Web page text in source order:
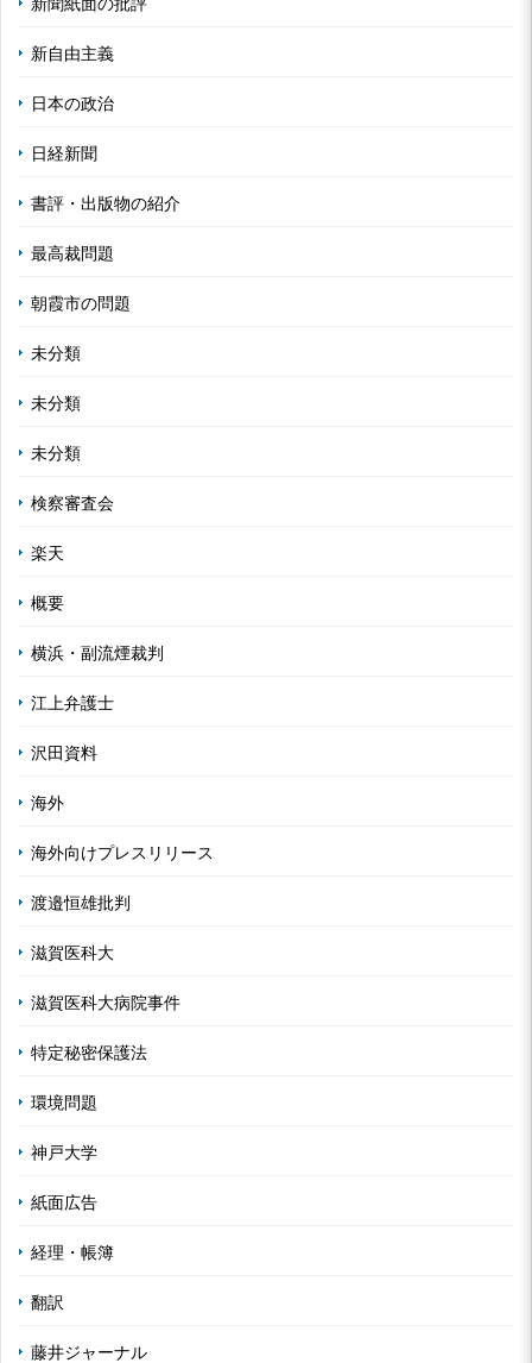
新自由主義
日本の政治
日経新聞
書評・出版物の紹介
最高裁問題
朝霞市の問題
未分類
未分類
未分類
検察審査会
楽天
概要
横浜・副流煙裁判
江上弁護士
沢田資料
海外
海外向けプレスリリース
渡邉恒雄批判
滋賀医科大
滋賀医科大病院事件
特定秘密保護法
環境問題
神戸大学
紙面広告
経理・帳簿
翻訳
藤井ジャーナル